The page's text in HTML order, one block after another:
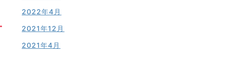
2022年4月
2021年12月
2021年4月